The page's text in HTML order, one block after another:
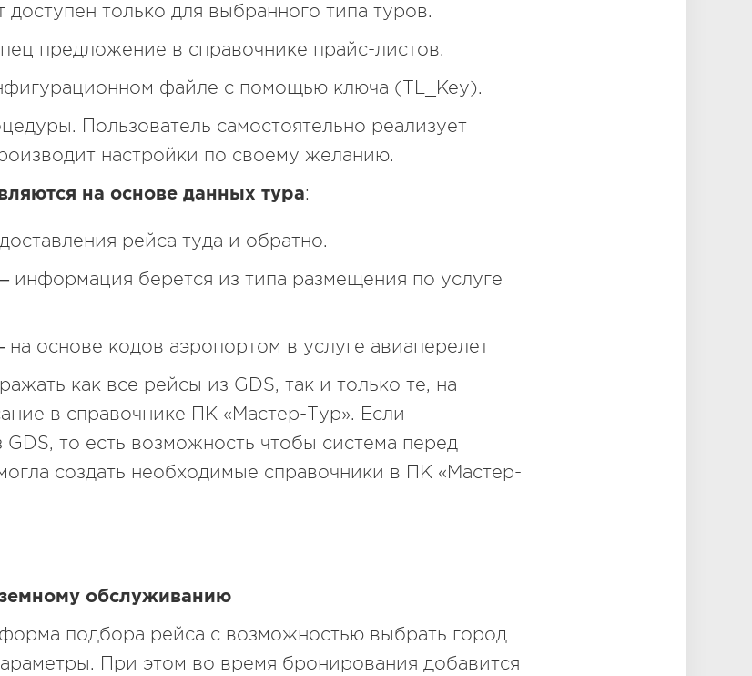
только для выбранного типа туров.
предложение в справочнике прайс-листов.
файле с помощью ключа (TL_Key).
Пользователь самостоятельно реализует
настройки по своему желанию.
на основе данных тура:
рейса туда и обратно.
информация берется из типа размещения по услуге
на основе кодов аэропортом в услуге авиаперелет
как все рейсы из GDS, так и только те, на
в справочнике ПК «Мастер-Тур». Если
то есть возможность чтобы система перед
создать необходимые справочники в ПК «Мастер-
обслуживанию
подбора рейса с возможностью выбрать город
При этом во время бронирования добавится